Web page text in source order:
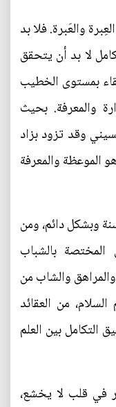
والعَبرة. فلا بد
لا بد أن يتحقق
بمستوى الخطيب
والمعرفة. بحيث
وقد تزود بزاد
الموعظة والمعرفة
وبشكل دائم، ومن
المختصة بالشباب
والشاب من
من العقائد
التكامل بين العلم
في قلب لا يخشع،